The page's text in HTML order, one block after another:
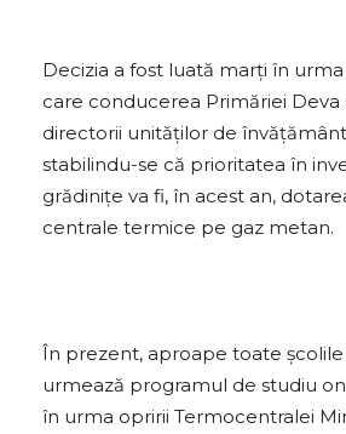
Decizia a fost luată marţi în
care conducerea Primăriei Deva
directorii unităţilor de
stabilindu-se că prioritatea în
grădiniţe va fi, în acest an,
centrale termice pe gaz metan.
În prezent, aproape toate şcolile
urmează programul de studiu
în urma opririi Termocentralei